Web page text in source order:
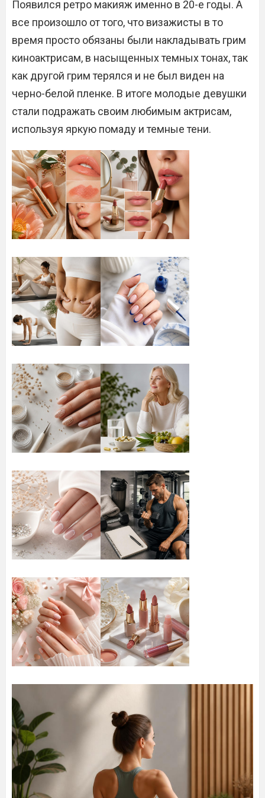
Появился ретро макияж именно в 20-е годы. А
все произошло от того, что визажисты в то
время просто обязаны были накладывать грим
киноактрисам, в насыщенных темных тонах, так
как другой грим терялся и не был виден на
черно-белой пленке. В итоге молодые девушки
стали подражать своим любимым актрисам,
используя яркую помаду и темные тени.